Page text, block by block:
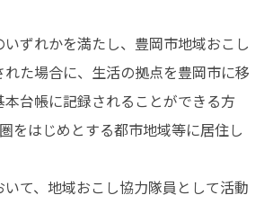
ずれかを満たし、豊岡市地域おこし
た場合に、生活の拠点を豊岡市に移
本台帳に記録されることができる方
をはじめとする都市地域等に居住し
て、地域おこし協力隊員として活動